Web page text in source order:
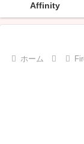
Affinity
ホーム